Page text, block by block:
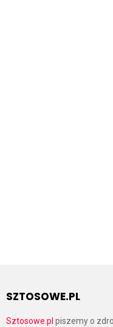
SZTOSOWE.PL
Sztosowe.pl piszemy o